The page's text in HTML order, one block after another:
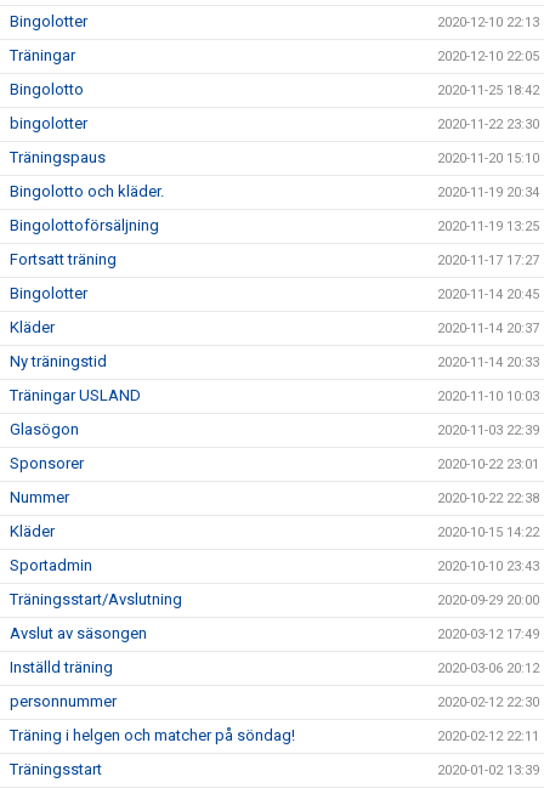
Bingolotter 2020-12-10 22:13
Träningar 2020-12-10 22:05
Bingolotto 2020-11-25 18:42
bingolotter 2020-11-22 23:30
Träningspaus 2020-11-20 15:10
Bingolotto och kläder. 2020-11-19 20:34
Bingolottoförsäljning 2020-11-19 13:25
Fortsatt träning 2020-11-17 17:27
Bingolotter 2020-11-14 20:45
Kläder 2020-11-14 20:37
Ny träningstid 2020-11-14 20:33
Träningar USLAND 2020-11-10 10:03
Glasögon 2020-11-03 22:39
Sponsorer 2020-10-22 23:01
Nummer 2020-10-22 22:38
Kläder 2020-10-15 14:22
Sportadmin 2020-10-10 23:43
Träningsstart/Avslutning 2020-09-29 20:00
Avslut av säsongen 2020-03-12 17:49
Inställd träning 2020-03-06 20:12
personnummer 2020-02-12 22:30
Träning i helgen och matcher på söndag! 2020-02-12 22:11
Träningsstart 2020-01-02 13:39